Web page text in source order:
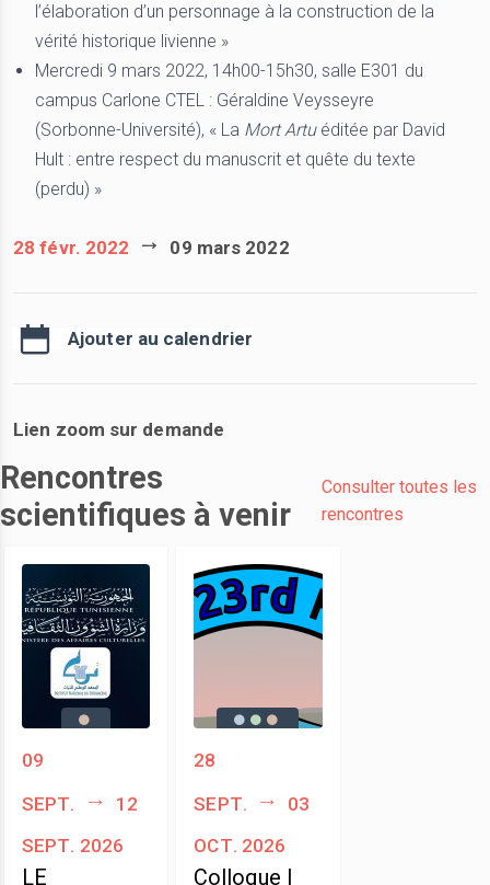
l’élaboration d’un personnage à la construction de la
vérité historique livienne »
Mercredi 9 mars 2022, 14h00-15h30, salle E301 du
campus Carlone CTEL : Géraldine Veysseyre
(Sorbonne-Université), « La Mort Artuéditée par David
Hult : entre respect du manuscrit et quête du texte
(perdu) »
28 févr. 2022 09 mars 2022
Ajouter au calendrier
Lien zoom sur demande
Rencontres
scientifiques à venir
Consulter toutes les
rencontres
09
sept.
12
sept. 2026
LE
28
sept.
03
oct. 2026
Colloque |